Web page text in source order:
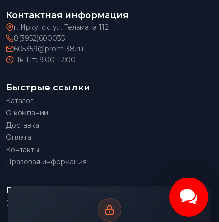
Контактная информация
г. Иркутск, ул. Тельмана 112
8(3952)600035
605359@prom-38.ru
Пн-Пт: 9:00-17:00
Быстрые ссылки
Каталог
О компании
Доставка
Оплата
Контакты
Правовая информация
Популярные категории
Весовое оборудование
Грузоподъемное оборудование